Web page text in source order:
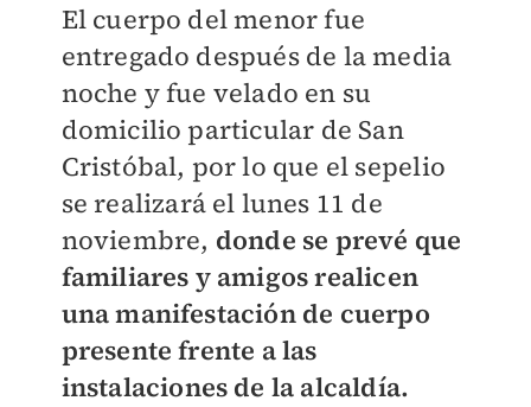
El cuerpo del menor fue
entregado después de la media
noche y fue velado en su
domicilio particular de San
Cristóbal, por lo que el sepelio
se realizará el lunes 11 de
noviembre, donde se prevé que
familiares y amigos realicen
una manifestación de cuerpo
presente frente a las
instalaciones de la alcaldía.